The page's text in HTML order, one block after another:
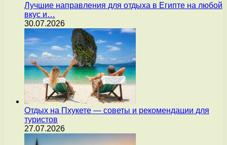
Лучшие направления для отдыха в Египте на любой
вкус и…
30.07.2026
Отдых на Пхукете — советы и рекомендации для
туристов
27.07.2026